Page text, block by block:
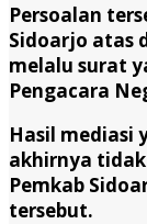
Persoalan
Sidoarjo atas
melalu surat
Pengacara
Hasil mediasi
akhirnya
Pemkab
tersebut.